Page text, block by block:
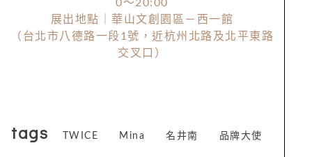
0～20:00
展出地點｜華山文創園區－西一館
（台北市八德路一段1號，近杭州北路及北平東路
交叉口）
tags TWICE Mina 名井南 品牌大使